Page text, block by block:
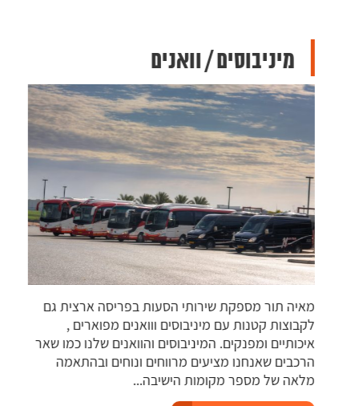
מיניבוסים / וואנים
מאיה תור מספקת שירותי הסעות בפריסה ארצית גם
לקבוצות קטנות עם מיניבוסים ווואנים מפוארים ,
איכותיים ומפנקים. המיניבוסים והוואנים שלנו כמו שאר
הרכבים שאנחנו מציעים מרווחים ונוחים ובהתאמה
מלאה של מספר מקומות הישיבה...